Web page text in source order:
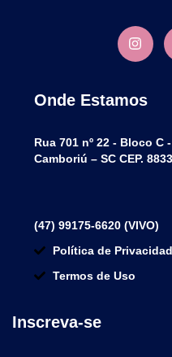
Onde Estamos
Rua 701 nº 22 - Bloco C
Camboriú – SC CEP.
(47) 99175-6620 (VIVO)
Política de
Termos de Uso
Inscreva-se